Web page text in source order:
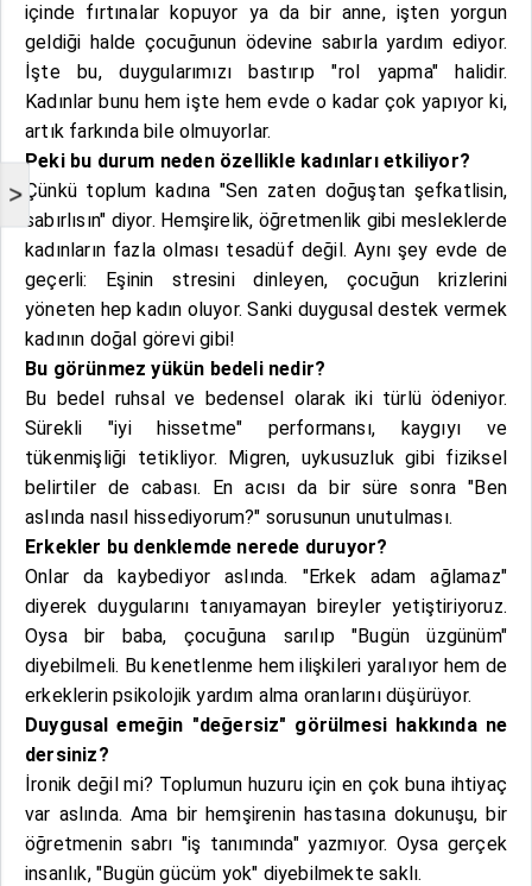
>
içinde fırtınalar kopuyor ya da bir anne, işten yorgun
geldiği halde çocuğunun ödevine sabırla yardım ediyor.
İşte bu, duygularımızı bastırıp "rol yapma" halidir.
Kadınlar bunu hem işte hem evde o kadar çok yapıyor ki,
artık farkında bile olmuyorlar.
Peki bu durum neden özellikle kadınları etkiliyor?
Çünkü toplum kadına "Sen zaten doğuştan şefkatlisin,
sabırlısın" diyor. Hemşirelik, öğretmenlik gibi mesleklerde
kadınların fazla olması tesadüf değil. Aynı şey evde de
geçerli: Eşinin stresini dinleyen, çocuğun krizlerini
yöneten hep kadın oluyor. Sanki duygusal destek vermek
kadının doğal görevi gibi!
Bu görünmez yükün bedeli nedir?
Bu bedel ruhsal ve bedensel olarak iki türlü ödeniyor.
Sürekli "iyi hissetme" performansı, kaygıyı ve
tükenmişliği tetikliyor. Migren, uykusuzluk gibi fiziksel
belirtiler de cabası. En acısı da bir süre sonra "Ben
aslında nasıl hissediyorum?" sorusunun unutulması.
Erkekler bu denklemde nerede duruyor?
Onlar da kaybediyor aslında. "Erkek adam ağlamaz"
diyerek duygularını tanıyamayan bireyler yetiştiriyoruz.
Oysa bir baba, çocuğuna sarılıp "Bugün üzgünüm"
diyebilmeli. Bu kenetlenme hem ilişkileri yaralıyor hem de
erkeklerin psikolojik yardım alma oranlarını düşürüyor.
Duygusal emeğin "değersiz" görülmesi hakkında ne
dersiniz?
İronik değil mi? Toplumun huzuru için en çok buna ihtiyaç
var aslında. Ama bir hemşirenin hastasına dokunuşu, bir
öğretmenin sabrı "iş tanımında" yazmıyor. Oysa gerçek
insanlık, "Bugün gücüm yok" diyebilmekte saklı.